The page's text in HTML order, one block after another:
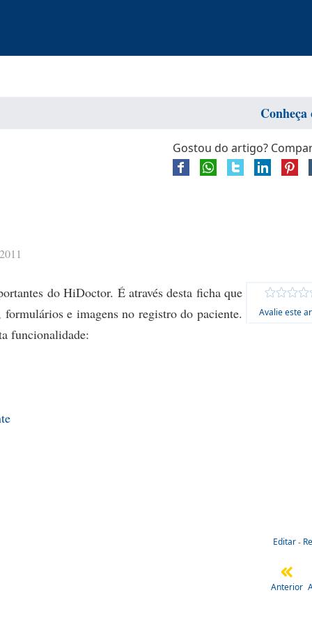
Gostou do artigo?
Avalie este
do HiDoctor. É através desta ficha que
e imagens no registro do paciente.
funcionalidade:
Editar-
Anterior